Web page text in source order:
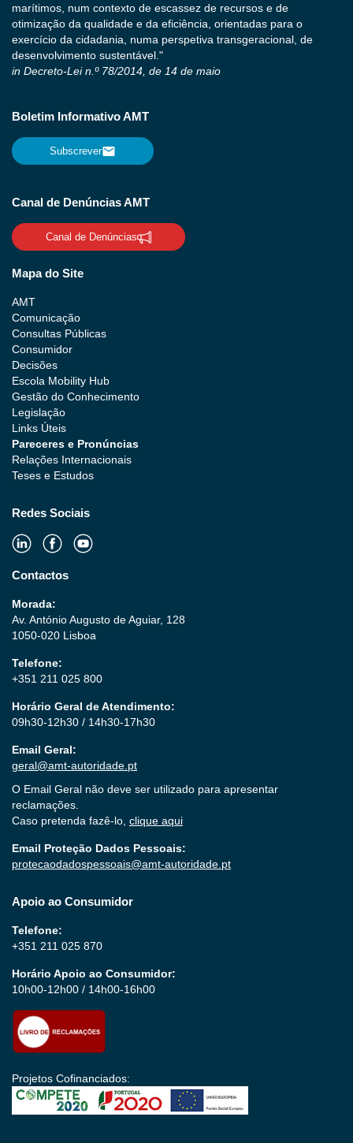
marítimos, num contexto de escassez de recursos e de
otimização da qualidade e da eficiência, orientadas para o
exercício da cidadania, numa perspetiva transgeracional, de
desenvolvimento sustentável."
in Decreto-Lei n.º 78/2014, de 14 de maio
Boletim Informativo AMT
Subscrever
Canal de Denúncias AMT
Canal de Denúncias
Mapa do Site
AMT
Comunicação
Consultas Públicas
Consumidor
Decisões
Escola Mobility Hub
Gestão do Conhecimento
Legislação
Links Úteis
Pareceres e Pronúncias
Relações Internacionais
Teses e Estudos
Redes Sociais
Contactos
Morada:
Av. António Augusto de Aguiar, 128
1050-020 Lisboa
Telefone:
+351 211 025 800
Horário Geral de Atendimento:
09h30-12h30 / 14h30-17h30
Email Geral:
geral@amt-autoridade.pt
O Email Geral não deve ser utilizado para apresentar
reclamações.
Caso pretenda fazê-lo, clique aqui
Email Proteção Dados Pessoais:
protecaodadospessoais@amt-autoridade.pt
Apoio ao Consumidor
Telefone:
+351 211 025 870
Horário Apoio ao Consumidor:
10h00-12h00 / 14h00-16h00
Projetos Cofinanciados: